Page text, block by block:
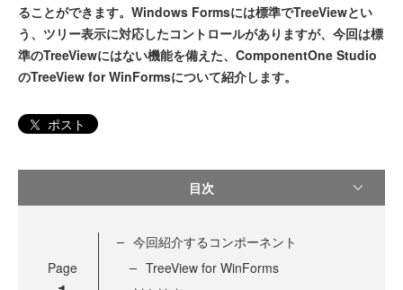
ることができます。Windows Formsには標準でTreeViewとい
う、ツリー表示に対応したコントロールがありますが、今回は標
準のTreeViewにはない機能を備えた、ComponentOne Studio
のTreeView for WinFormsについて紹介します。
ポスト
目次
Page
今回紹介するコンポーネント
TreeView for WinForms